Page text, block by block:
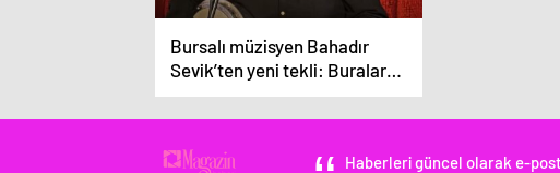
Bursalı müzisyen Bahadır
Sevik’ten yeni tekli: Buralar
hep dutluktu!
Haberleri güncel olarak e-